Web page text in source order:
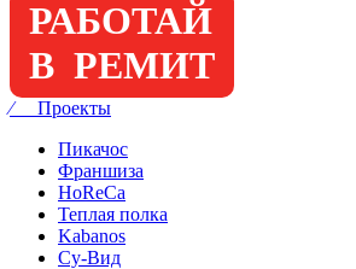
РАБОТАЙ
В РЕМИТ
⁄ Проекты
Пикачос
Франшиза
HoReCa
Теплая полка
Kabanos
Су-Вид